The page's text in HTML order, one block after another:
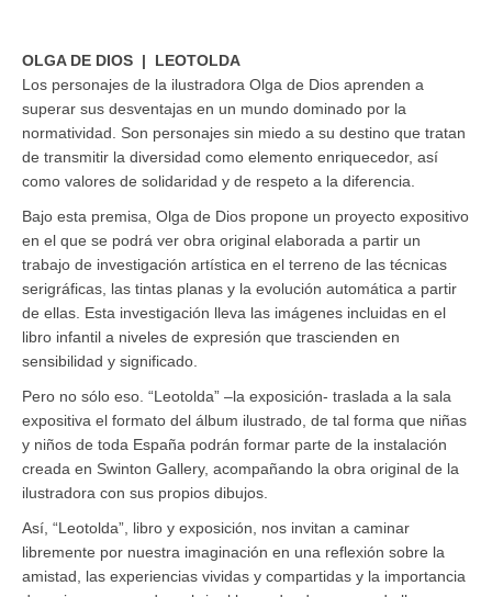
OLGA DE DIOS | LEOTOLDA
Los personajes de la ilustradora Olga de Dios aprenden a
superar sus desventajas en un mundo dominado por la
normatividad. Son personajes sin miedo a su destino que tratan
de transmitir la diversidad como elemento enriquecedor, así
como valores de solidaridad y de respeto a la diferencia.
Bajo esta premisa, Olga de Dios propone un proyecto expositivo
en el que se podrá ver obra original elaborada a partir un
trabajo de investigación artística en el terreno de las técnicas
serigráficas, las tintas planas y la evolución automática a partir
de ellas. Esta investigación lleva las imágenes incluidas en el
libro infantil a niveles de expresión que trascienden en
sensibilidad y significado.
Pero no sólo eso. “Leotolda” –la exposición- traslada a la sala
expositiva el formato del álbum ilustrado, de tal forma que niñas
y niños de toda España podrán formar parte de la instalación
creada en Swinton Gallery, acompañando la obra original de la
ilustradora con sus propios dibujos.
Así, “Leotolda”, libro y exposición, nos invitan a caminar
libremente por nuestra imaginación en una reflexión sobre la
amistad, las experiencias vividas y compartidas y la importancia